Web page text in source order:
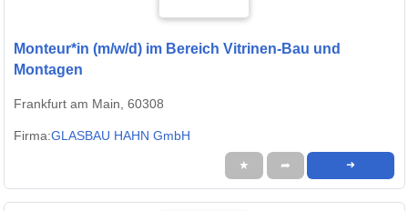
Monteur*in (m/w/d) im Bereich Vitrinen-Bau und
Montagen
Frankfurt am Main, 60308
Firma:GLASBAU HAHN GmbH
★ ➦ ➜